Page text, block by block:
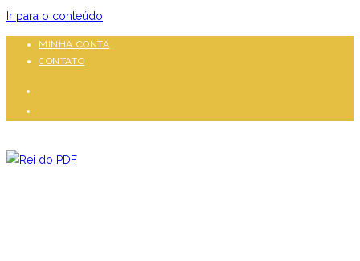
Ir para o conteúdo
MINHA CONTA
CONTATO